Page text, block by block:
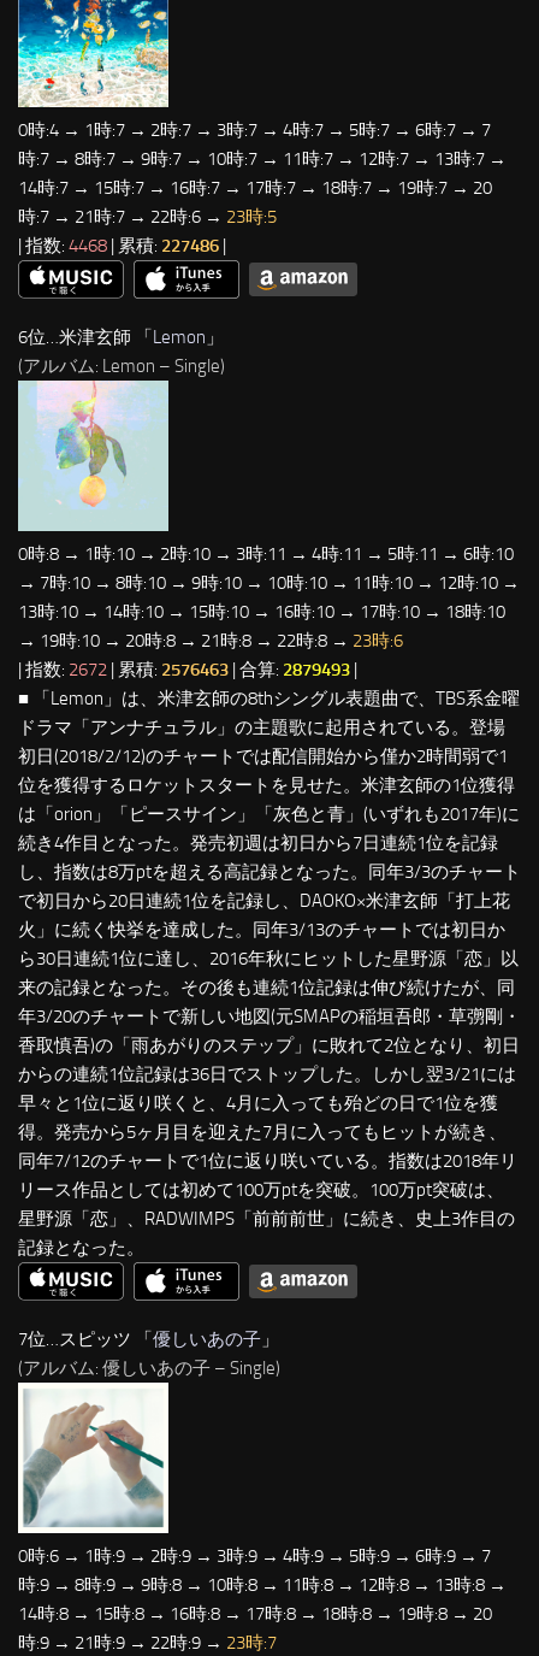
0時:4 → 1時:7 → 2時:7 → 3時:7 → 4時:7 → 5時:7 → 6時:7 → 7
時:7 → 8時:7 → 9時:7 → 10時:7 → 11時:7 → 12時:7 → 13時:7 →
14時:7 → 15時:7 → 16時:7 → 17時:7 → 18時:7 → 19時:7 → 20
時:7 → 21時:7 → 22時:6 → 23時:5
| 指数: 4468 | 累積: 227486 |
6位…米津玄師 「Lemon 」
(アルバム: Lemon – Single)
0時:8 → 1時:10 → 2時:10 → 3時:11 → 4時:11 → 5時:11 → 6時:10
→ 7時:10 → 8時:10 → 9時:10 → 10時:10 → 11時:10 → 12時:10 →
13時:10 → 14時:10 → 15時:10 → 16時:10 → 17時:10 → 18時:10
→ 19時:10 → 20時:8 → 21時:8 → 22時:8 → 23時:6
| 指数: 2672 | 累積: 2576463 | 合算: 2879493 |
■ 「Lemon」は、米津玄師の8thシングル表題曲で、TBS系金曜
ドラマ「アンナチュラル」の主題歌に起用されている。登場
初日(2018/2/12)のチャートでは配信開始から僅か2時間弱で1
位を獲得するロケットスタートを見せた。米津玄師の1位獲得
は「orion」「ピースサイン」「灰色と青」(いずれも2017年)に
続き4作目となった。発売初週は初日から7日連続1位を記録
し、指数は8万ptを超える高記録となった。同年3/3のチャート
で初日から20日連続1位を記録し、DAOKO×米津玄師「打上花
火」に続く快挙を達成した。同年3/13のチャートでは初日か
ら30日連続1位に達し、2016年秋にヒットした星野源「恋」以
来の記録となった。その後も連続1位記録は伸び続けたが、同
年3/20のチャートで新しい地図(元SMAPの稲垣吾郎・草彅剛・
香取慎吾)の「雨あがりのステップ」に敗れて2位となり、初日
からの連続1位記録は36日でストップした。しかし翌3/21には
早々と1位に返り咲くと、4月に入っても殆どの日で1位を獲
得。発売から5ヶ月目を迎えた7月に入ってもヒットが続き、
同年7/12のチャートで1位に返り咲いている。指数は2018年リ
リース作品としては初めて100万ptを突破。100万pt突破は、
星野源「恋」、RADWIMPS「前前前世」に続き、史上3作目の
記録となった。
7位…スピッツ 「 優しいあの子 」
(アルバム: 優しいあの子 – Single)
0時:6 → 1時:9 → 2時:9 → 3時:9 → 4時:9 → 5時:9 → 6時:9 → 7
時:9 → 8時:9 → 9時:8 → 10時:8 → 11時:8 → 12時:8 → 13時:8 →
14時:8 → 15時:8 → 16時:8 → 17時:8 → 18時:8 → 19時:8 → 20
時:9 → 21時:9 → 22時:9 → 23時:7